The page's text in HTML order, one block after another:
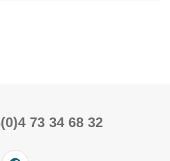
73 34 68 32